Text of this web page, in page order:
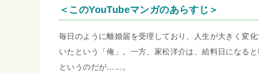
＜このYouTubeマンガのあらすじ＞
毎日のように離婚届を受理しており、人生が大きく変
いたという「俺」。一方、家松洋介は、給料日になる
というのだが……。